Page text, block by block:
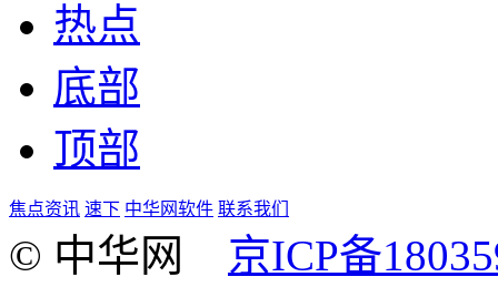
热点
底部
顶部
焦点资讯 速下 中华网软件 联系我们
© 中华网 京ICP备